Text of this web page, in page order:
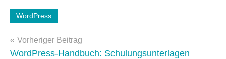
Schlagwörter:
Plugins
WordPress
Beitragsnavigation
Vorheriger Beitrag
WordPress-Handbuch: Schulungsunterlagen